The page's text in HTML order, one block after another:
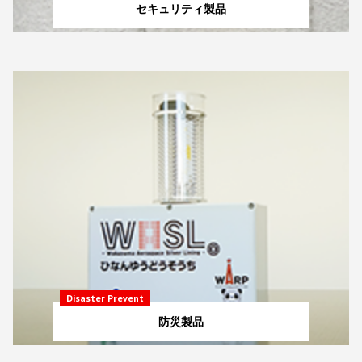
セキュリティ製品
Disaster Prevent
防災製品